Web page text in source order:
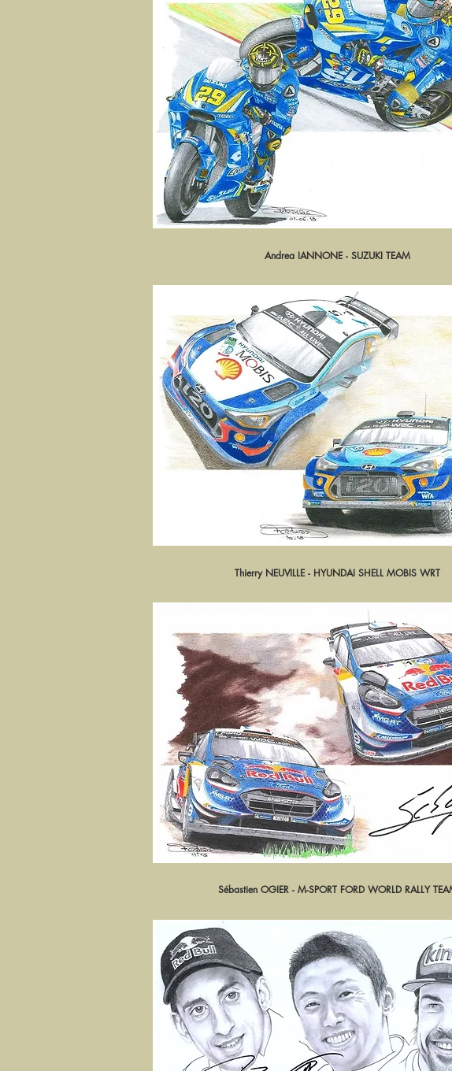
Aperçu rapide
Andrea IANNONE - SUZUKI TEAM
Aperçu rapide
Thierry NEUVILLE - HYUNDAI SHELL MOBIS WRT
Aperçu rapide
Sébastien OGIER - M-SPORT FORD WORLD RALLY